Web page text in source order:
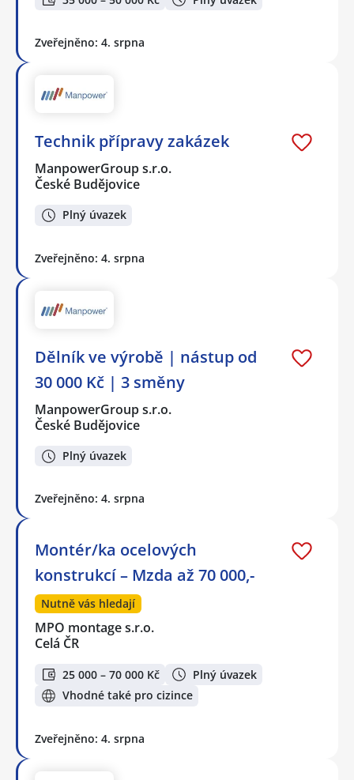
Zveřejněno: 4. srpna
Technik přípravy zakázek
ManpowerGroup s.r.o.
České Budějovice
Plný úvazek
Zveřejněno: 4. srpna
Dělník ve výrobě | nástup od
30 000 Kč | 3 směny
ManpowerGroup s.r.o.
České Budějovice
Plný úvazek
Zveřejněno: 4. srpna
Montér/ka ocelových
konstrukcí – Mzda až 70 000,-
Nutně vás hledají
MPO montage s.r.o.
Celá ČR
25 000 – 70 000 Kč
Plný úvazek
Vhodné také pro cizince
Zveřejněno: 4. srpna